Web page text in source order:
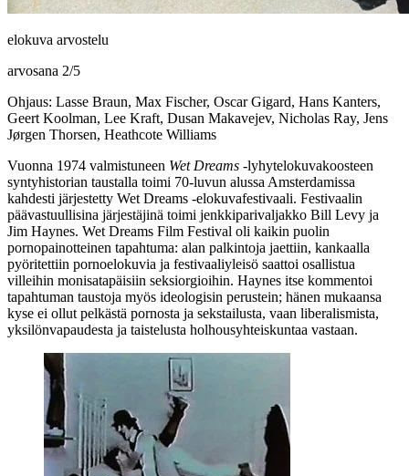
elokuva arvostelu
arvosana 2/5
Ohjaus: Lasse Braun, Max Fischer, Oscar Gigard, Hans Kanters,
Geert Koolman, Lee Kraft, Dusan Makavejev, Nicholas Ray, Jens
Jørgen Thorsen, Heathcote Williams
Vuonna 1974 valmistuneen Wet Dreams ‑lyhytelokuvakoosteen
syntyhistorian taustalla toimi 70‑luvun alussa Amsterdamissa
kahdesti järjestetty Wet Dreams ‑elokuvafestivaali. Festivaalin
päävastuullisina järjestäjinä toimi jenkkiparivaljakko Bill Levy ja
Jim Haynes. Wet Dreams Film Festival oli kaikin puolin
pornopainotteinen tapahtuma: alan palkintoja jaettiin, kankaalla
pyöritettiin pornoelokuvia ja festivaaliyleisö saattoi osallistua
villeihin monisatapäisiin seksiorgioihin. Haynes itse kommentoi
tapahtuman taustoja myös ideologisin perustein; hänen mukaansa
kyse ei ollut pelkästä pornosta ja sekstailusta, vaan liberalismista,
yksilönvapaudesta ja taistelusta holhousyhteiskuntaa vastaan.